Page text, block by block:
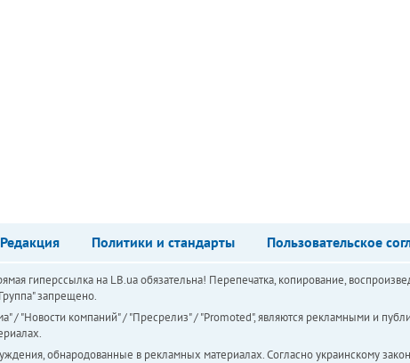
Редакция Политики и стандарты Пользовательское
гиперссылка на LB.ua обязательна! Перепечатка, копирование,
запрещено.
/ "Новости компаний" / "Пресрелиз" / "Promoted", являются рекламными и
обнародованные в рекламных материалах. Согласно украинскому